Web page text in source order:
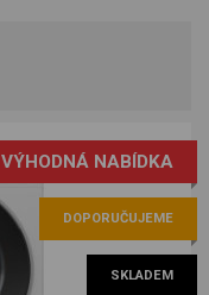
VÝHODNÁ NABÍDKA
DOPORUČUJEME
SKLADEM